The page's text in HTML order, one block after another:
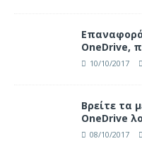
OneDrive,
10/10/2017
Βρείτε τα
OneDrive
08/10/2017